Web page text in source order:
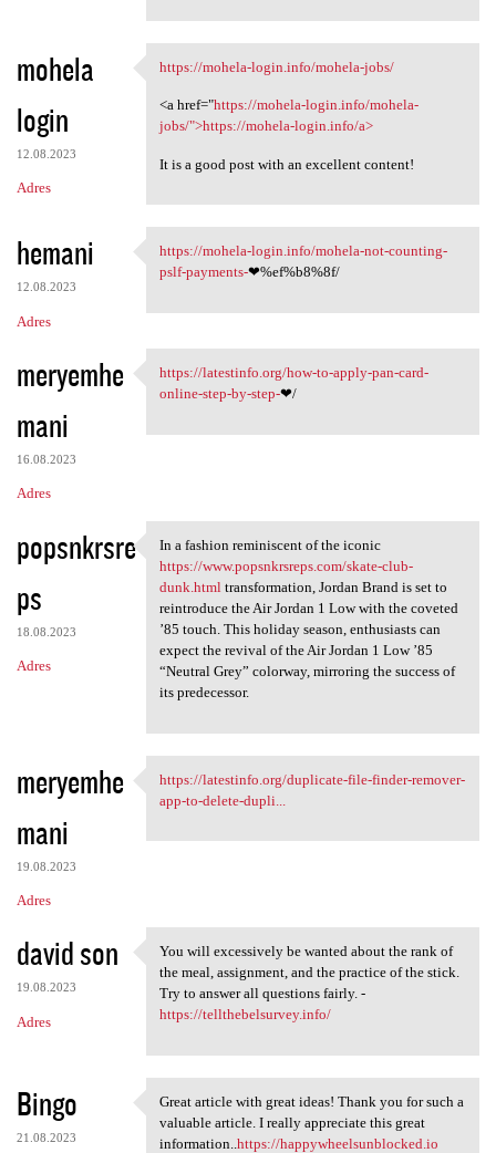
mohela
login
12.08.2023
Adres
https://mohela-login.info
https://mohela-login.info/mohela-jobs/
<a href="https://mohela-login.info/mohela-
jobs/">https://mohela-login.info/a>
It is a good post with an excellent content!
hemani
12.08.2023
Adres
https://mohela-login.info
https://mohela-login.info/mohela-not-counting-
pslf-payments-❤%ef%b8%8f/
meryemhe
mani
16.08.2023
Adres
https://latestinfo.org/how-to
https://latestinfo.org/how-to-apply-pan-card-
online-step-by-step-❤/
popsnkrsre
ps
18.08.2023
Adres
In a fashion reminiscent of
In a fashion reminiscent of the iconic
https://www.popsnkrsreps.com/skate-club-
dunk.htmltransformation, Jordan Brand is set to
reintroduce the Air Jordan 1 Low with the coveted
’85 touch. This holiday season, enthusiasts can
expect the revival of the Air Jordan 1 Low ’85
“Neutral Grey” colorway, mirroring the success of
its predecessor.
meryemhe
mani
19.08.2023
Adres
https://latestinfo.org
https://latestinfo.org/duplicate-file-finder-remover-
app-to-delete-dupli...
david son
19.08.2023
Adres
You will excessively be
You will excessively be wanted about the rank of
the meal, assignment, and the practice of the stick.
Try to answer all questions fairly. -
https://tellthebelsurvey.info/
Bingo
21.08.2023
Great article with great
Great article with great ideas! Thank you for such a
valuable article. I really appreciate this great
information..https://happywheelsunblocked.io